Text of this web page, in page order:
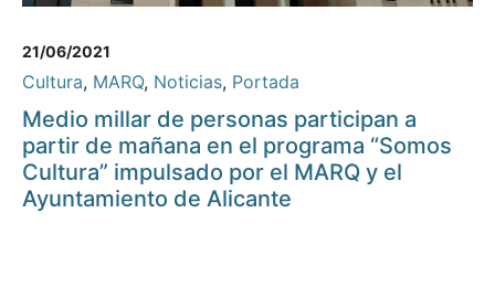
21/06/2021
Cultura, MARQ, Noticias, Portada
Medio millar de personas participan a
partir de mañana en el programa “Somos
Cultura” impulsado por el MARQ y el
Ayuntamiento de Alicante